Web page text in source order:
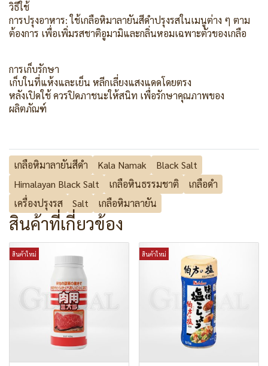
วิธีใช้
การปรุงอาหาร: ใช้เกลือหิมาลายันสีดำปรุงรสในเมนูต่าง ๆ ตาม
ต้องการ เพื่อเพิ่มรสชาติอูมามิและกลิ่นหอมเฉพาะตัวของเกลือ
การเก็บรักษา
เก็บในที่แห้งและเย็น หลีกเลี่ยงแสงแดดโดยตรง
หลังเปิดใช้ ควรปิดภาชนะให้สนิท เพื่อรักษาคุณภาพของ
ผลิตภัณฑ์
เกลือหิมาลายันสีดำ Kala Namak
Black Salt
Himalayan Black Salt
เกลือหินธรรมชาติ
เกลือดำ
เครื่องปรุงรส
Salt เกลือหิมาลายัน
สินค้าที่เกี่ยวข้อง
สินค้าใหม่ สินค้าใหม่